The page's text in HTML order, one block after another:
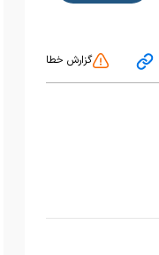
گزارش خطا